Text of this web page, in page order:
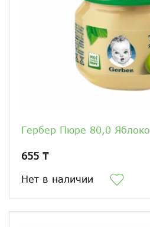
Гербер Пюре 80,0 Яблоко
655 ₸
Нет в наличии